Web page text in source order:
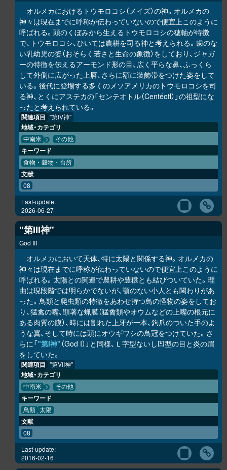
オルメカにおけるトウモロコシ（メイズ）の神。オルメカの
神々は現在までに呼称が伝わっていないので便宜上このように
呼ばれる。頭のくぼみから生えるトウモロコシの穂軸が特徴
で、トウモロコシ、ひいては農耕を司る神と考えられる。歯のな
い乳幼児の姿（おそらく若さと生命の象徴）をしており、ジャガ
ーの特徴を伝えるアーモンド形の目、広く平らな鼻、ふっくら
して外側に広がった上唇、さらに額に装飾帯をつけた姿をして
いる。後代に登場する多くのメソアメリカのトウモロコシを司
る神、とくにアステカの「センテオトル（Centéotl）」の祖型にな
ったと考えられている。
関連項目 "第IV神"
地域・カテゴリ
中南米 その他
キーワード
食物・穀物・台所
文献
08
Last-update:
2026-06-27
"第III神"
God III
オルメカにおいて天体、特に太陽と関係する神。オルメカの
神々は現在までに呼称が伝わっていないので便宜上このように
呼ばれる。太陽との関連で農耕や豊穣とも結びついていた。理
由は現段階では明らかでないが、顎のない小人とも関わりがあ
った。鳥類と爬虫類の特徴をあわせ持つ鳥の怪物の姿をしてお
り、猛禽の嘴、顕著な蝋膜（猛禽類やオウムなどの上嘴の根元に
ある肉質の膜）、時には割れた上牙が一本、鉤爪のついた手のよ
うな翼、そして時には頭にオウギワシの鳥冠をつけていた。さ
らに「"第I神"（God I）」と同様、Ｌ字型ないし凹型の目と炎の眉
をしていた。
関連項目 "第VII神"
地域・カテゴリ
中南米 その他
キーワード
鳥類 太陽
文献
08
Last-update:
2016-02-16